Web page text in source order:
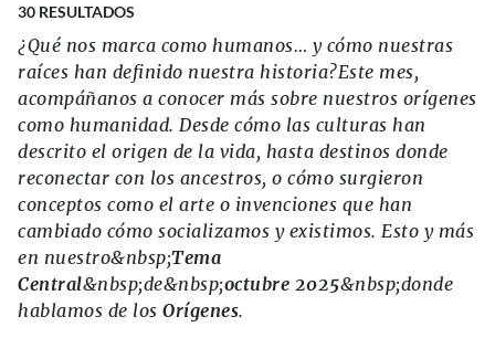
30 RESULTADOS
¿Qué nos marca como humanos… y cómo nuestras
raíces han definido nuestra historia?Este mes,
acompáñanos a conocer más sobre nuestros orígenes
como humanidad. Desde cómo las culturas han
descrito el origen de la vida, hasta destinos donde
reconectar con los ancestros, o cómo surgieron
conceptos como el arte o invenciones que han
cambiado cómo socializamos y existimos. Esto y más
en nuestro&nbsp;Tema
Central&nbsp;de&nbsp;octubre 2025&nbsp;donde
hablamos de los Orígenes.